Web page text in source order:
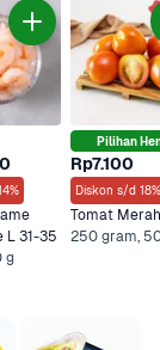
L 31-35
g
Pilihan
Rp7.100
Diskon s/d 18%
Tomat Merah